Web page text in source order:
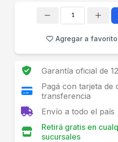
Agregar a
Garantía oficial de
Pagá con tarjeta de
transferencia
Envío a todo el país
Retirá gratis en
sucursales